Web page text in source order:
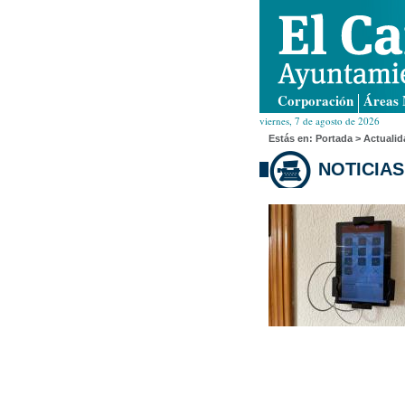
Corporación Áreas
viernes, 7 de agosto de 2026
Estás en: Portada >
NOTICIAS